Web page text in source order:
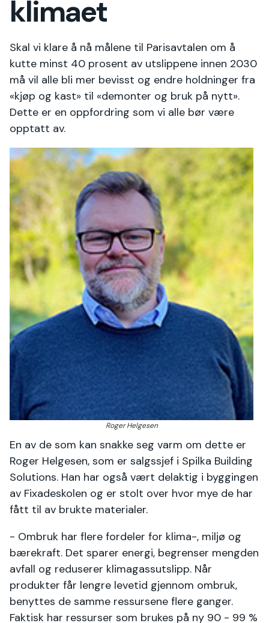
klimaet
Skal vi klare å nå målene til Parisavtalen om å
kutte minst 40 prosent av utslippene innen 2030
må vil alle bli mer bevisst og endre holdninger fra
«kjøp og kast» til «demonter og bruk på nytt».
Dette er en oppfordring som vi alle bør være
opptatt av.
Roger Helgesen
En av de som kan snakke seg varm om dette er
Roger Helgesen, som er salgssjef i Spilka Building
Solutions. Han har også vært delaktig i byggingen
av Fixadeskolen og er stolt over hvor mye de har
fått til av brukte materialer.
- Ombruk har flere fordeler for klima-, miljø og
bærekraft. Det sparer energi, begrenser mengden
avfall og reduserer klimagassutslipp. Når
produkter får lengre levetid gjennom ombruk,
benyttes de samme ressursene flere ganger.
Faktisk har ressurser som brukes på ny 90 - 99 %